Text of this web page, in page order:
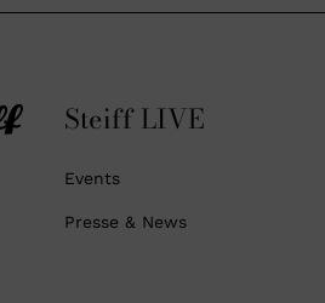
Steiff LIVE
Events
Presse & News